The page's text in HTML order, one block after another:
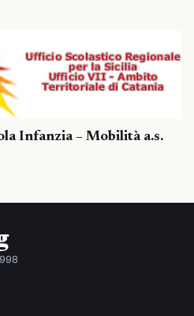
Infanzia – Mobilità a.s.